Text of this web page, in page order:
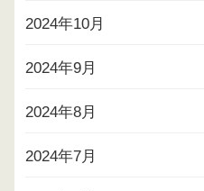
2024年10月
2024年9月
2024年8月
2024年7月